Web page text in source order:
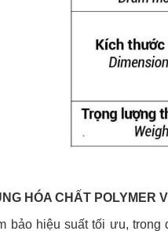
HÓA CHẤT POLYMER
bảo hiệu suất tối ưu, trong